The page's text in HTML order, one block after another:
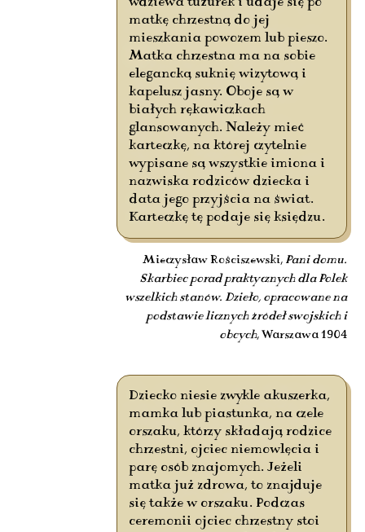
wdziewa tużurek i udaje się po
matkę chrzestną do jej
mieszkania powozem lub pieszo.
Matka chrzestna ma na sobie
elegancką suknię wizytową i
kapelusz jasny. Oboje są w
białych rękawiczkach
glansowanych. Należy mieć
karteczkę, na której czytelnie
wypisane są wszystkie imiona i
nazwiska rodziców dziecka i
data jego przyjścia na świat.
Karteczkę tę podaje się księdzu.
Mieczysław Rościszewski, Pani domu.
Skarbiec porad praktycznych dla Polek
wszelkich stanów. Dzieło, opracowane na
podstawie licznych źródeł swojskich i
obcych, Warszawa 1904
Dziecko niesie zwykle akuszerka,
mamka lub piastunka, na czele
orszaku, którzy składają rodzice
chrzestni, ojciec niemowlęcia i
parę osób znajomych. Jeżeli
matka już zdrowa, to znajduje
się także w orszaku. Podczas
ceremonii ojciec chrzestny stoi